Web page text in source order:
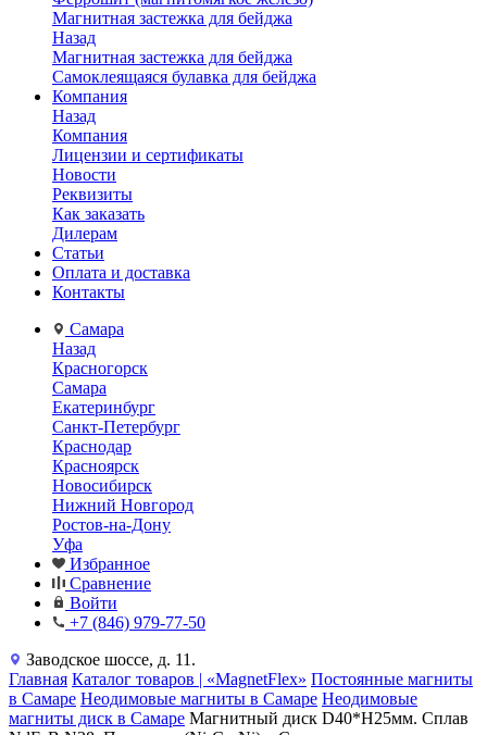
Магнитная застежка для бейджа
Назад
Магнитная застежка для бейджа
Самоклеящаяся булавка для бейджа
Компания
Назад
Компания
Лицензии и сертификаты
Новости
Реквизиты
Как заказать
Дилерам
Статьи
Оплата и доставка
Контакты
Самара
Назад
Красногорск
Самара
Екатеринбург
Санкт-Петербург
Краснодар
Красноярск
Новосибирск
Нижний Новгород
Ростов-на-Дону
Уфа
Избранное
Сравнение
Войти
+7 (846) 979-77-50
Заводское шоссе, д. 11.
Главная Каталог товаров | «MagnetFlex» Постоянные магниты
в Самаре Неодимовые магниты в Самаре Неодимовые
магниты диск в Самаре Магнитный диск D40*H25мм. Сплав